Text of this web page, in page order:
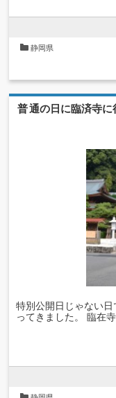
静岡県
普通の日に臨済寺
特別公開日じゃない
ってきました。 臨在